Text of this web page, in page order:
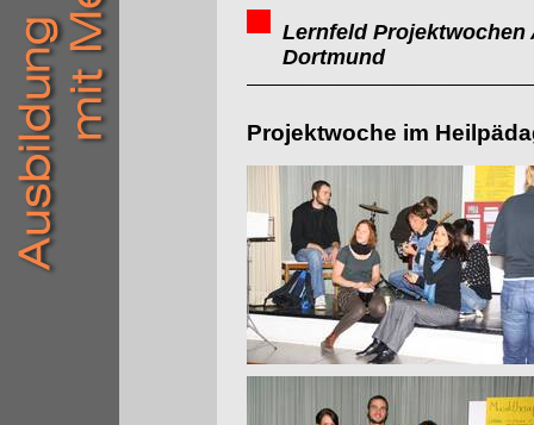
Lernfeld
Dortmund
Projektwoche im